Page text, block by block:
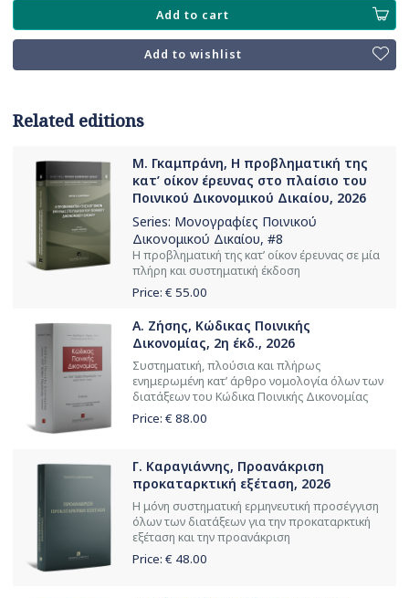
Add to cart
Add to wishlist
Related editions
Μ. Γκαμπράνη, Η προβληματική της
κατ’ οίκον έρευνας στο πλαίσιο του
Ποινικού Δικονομικού Δικαίου, 2026
Series: Μονογραφίες Ποινικού
Δικονομικού Δικαίου, #8
Η προβληματική της κατ’ οίκον έρευνας σε μία
πλήρη και συστηματική έκδοση
Price: € 55.00
Α. Ζήσης, Κώδικας Ποινικής
Δικονομίας, 2η έκδ., 2026
Συστηματική, πλούσια και πλήρως
ενημερωμένη κατ’ άρθρο νομολογία όλων των
διατάξεων του Κώδικα Ποινικής Δικονομίας
Price: € 88.00
Γ. Καραγιάννης, Προανάκριση
προκαταρκτική εξέταση, 2026
Η μόνη συστηματική ερμηνευτική προσέγγιση
όλων των διατάξεων για την προκαταρκτική
εξέταση και την προανάκριση
Price: € 48.00